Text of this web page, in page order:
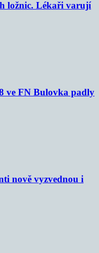
ložnic. Lékaři varují
ve FN Bulovka padly
nově vyzvednou i